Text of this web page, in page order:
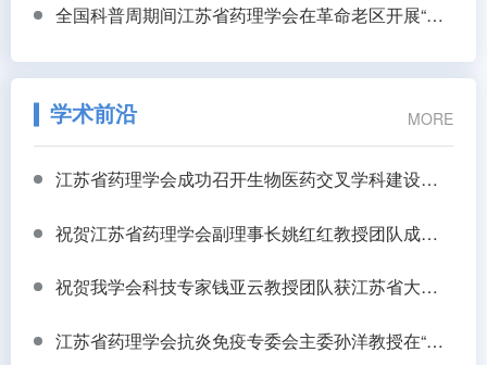
全国科普周期间江苏省药理学会在革命老区开展“实干为民健康服务行公益义诊”活动
学术前沿 MORE
江苏省药理学会成功召开生物医药交叉学科建设与研究生教育高质量发展研讨会
祝贺江苏省药理学会副理事长姚红红教授团队成果 治疗抑郁症药物成功转化
祝贺我学会科技专家钱亚云教授团队获江苏省大学生生物医学工程创新设计竞赛一等奖
江苏省药理学会抗炎免疫专委会主委孙洋教授在“新技术赋能中药创新发展论坛”作主题报告